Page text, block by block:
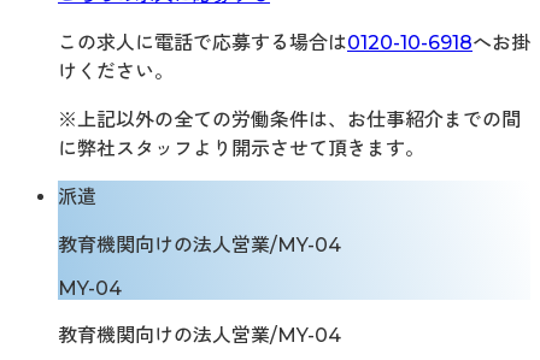
この求人に電話で応募する場合は0120-10-6918へお掛
けください。
※上記以外の全ての労働条件は、お仕事紹介までの間
に弊社スタッフより開示させて頂きます。
派遣
教育機関向けの法人営業/MY-04
MY-04
教育機関向けの法人営業/MY-04